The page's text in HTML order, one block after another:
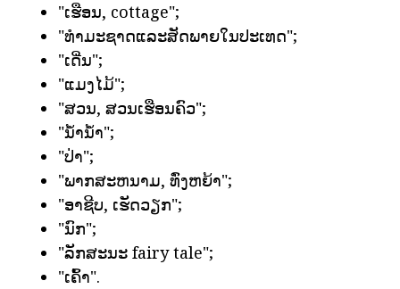
"ເຮືອນ, cottage";
"ທໍາມະຊາດແລະສັດພາຍໃນປະເທດ";
"ເດີ່ນ";
"ແມງໄມ້";
"ສວນ, ສວນເຮືອນຄົວ";
"ນ້ໍານ້ໍາ";
"ປ່າ";
"ພາກສະຫນາມ, ທົ່ງຫຍ້າ";
"ອາຊີບ, ເຮັດວຽກ";
"ນົກ";
"ລັກສະນະ fairy tale";
"ເຄົ້າ".